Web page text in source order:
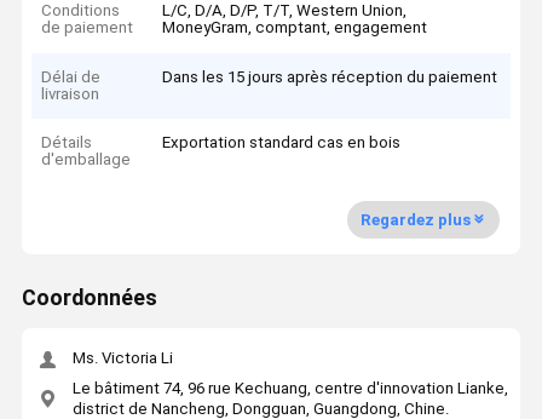
Conditions
de paiement
L/C, D/A, D/P, T/T, Western Union,
MoneyGram, comptant, engagement
Délai de
livraison
Dans les 15 jours après réception du paiement
Détails
d'emballage
Exportation standard cas en bois
Regardez plus
Coordonnées
Ms. Victoria Li
Le bâtiment 74, 96 rue Kechuang, centre d'innovation Lianke,
district de Nancheng, Dongguan, Guangdong, Chine.